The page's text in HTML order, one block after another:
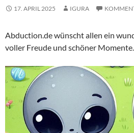
17. APRIL 2025 IGURA
Abduction.de wünscht allen ein
voller Freude und schöner Momente.